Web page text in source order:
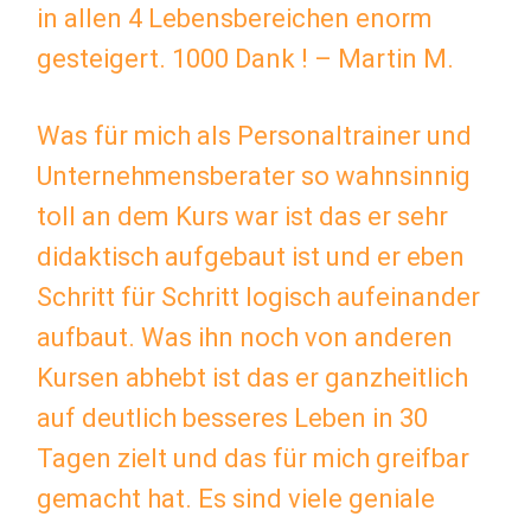
in allen 4 Lebensbereichen enorm
gesteigert. 1000 Dank ! – Martin M.
Was für mich als Personaltrainer und
Unternehmensberater so wahnsinnig
toll an dem Kurs war ist das er sehr
didaktisch aufgebaut ist und er eben
Schritt für Schritt logisch aufeinander
aufbaut. Was ihn noch von anderen
Kursen abhebt ist das er ganzheitlich
auf deutlich besseres Leben in 30
Tagen zielt und das für mich greifbar
gemacht hat. Es sind viele geniale